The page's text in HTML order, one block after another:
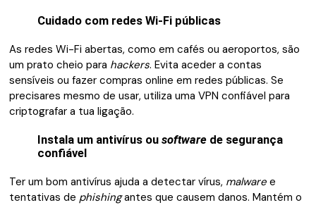
Cuidado com redes Wi-Fi públicas
As redes Wi-Fi abertas, como em cafés ou aeroportos, são
um prato cheio para hackers. Evita aceder a contas
sensíveis ou fazer compras online em redes públicas. Se
precisares mesmo de usar, utiliza uma VPN confiável para
criptografar a tua ligação.
Instala um antivírus ousoftware de segurança
confiável
Ter um bom antivírus ajuda a detectar vírus, malware e
tentativas de phishingantes que causem danos. Mantém o